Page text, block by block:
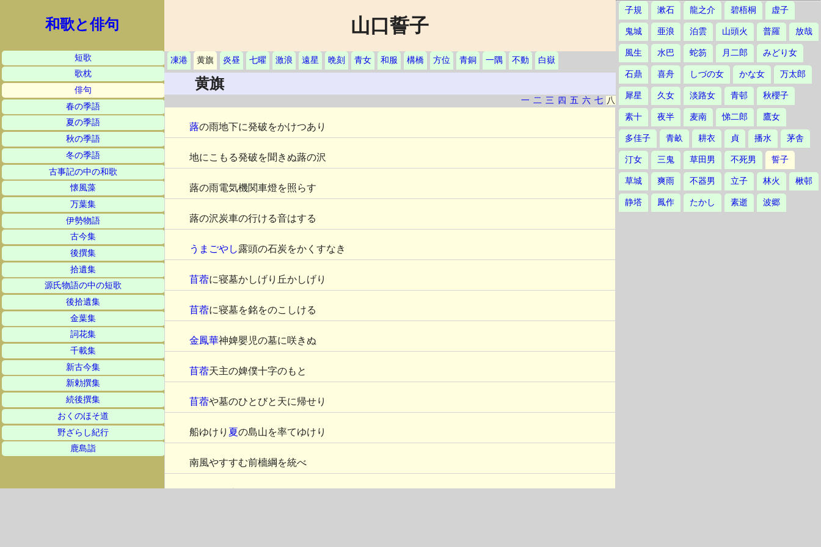
和歌と俳句
短歌
歌枕
俳句
春の季語
夏の季語
秋の季語
冬の季語
古事記の中の和歌
懐風藻
万葉集
伊勢物語
古今集
後撰集
拾遺集
源氏物語の中の短歌
後拾遺集
金葉集
詞花集
千載集
新古今集
新勅撰集
続後撰集
おくのほそ道
野ざらし紀行
鹿島詣
山口誓子
凍港 黄旗 炎昼 七曜 激浪 遠星 晩刻 青女 和服 構橋 方位 青銅 一隅 不動 白嶽
黄旗
一 二 三 四 五 六 七 八
蕗の雨地下に発破をかけつあり
地にこもる発破を聞きぬ蕗の沢
蕗の雨電気機関車燈を照らす
蕗の沢炭車の行ける音はする
うまごやし露頭の石炭をかくすなき
苜蓿に寝墓かしげり丘かしげり
苜蓿に寝墓を銘をのこしける
金鳳華神婢嬰児の墓に咲きぬ
苜蓿天主の婢僕十字のもと
苜蓿や墓のひとびと天に帰せり
船ゆけり 夏の島山を率てゆけり
南風やすすむ前檣綱を統べ
子規 漱石 龍之介 碧梧桐 虚子
鬼城 亜浪 泊雲 山頭火 普羅 放哉
風生 水巴 蛇笏 月二郎 みどり女
石鼎 喜舟 しづの女 かな女 万太郎
犀星 久女 淡路女 青邨 秋櫻子
素十 夜半 麦南 悌二郎 鷹女
多佳子 青畝 耕衣 貞 播水 茅舎
汀女 三鬼 草田男 不死男 誓子
草城 爽雨 不器男 立子 林火 楸邨
静塔 鳳作 たかし 素逝 波郷